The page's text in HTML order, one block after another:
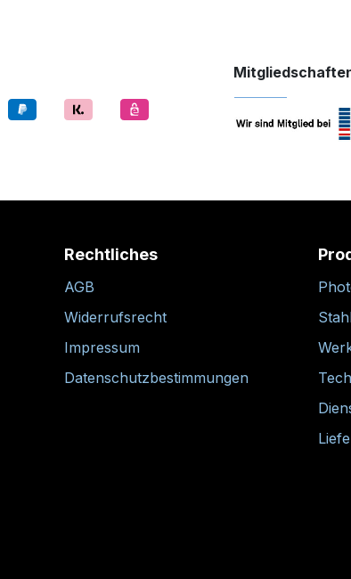
Rechtliches
AGB
Widerrufsrecht
Impressum
Datenschutzbestimmungen